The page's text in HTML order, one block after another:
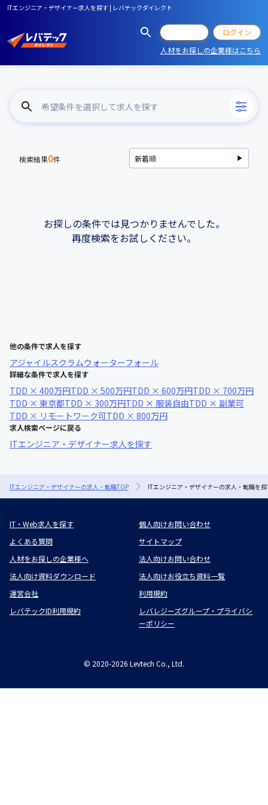
ITエンジニア・デザイナー求人を探す | レバテックダイレクト
ログイン
人材をお探しの企業様はこちら
希望条件を選択して求人を探す
検索結果0件
お探しの条件では見つかりませんでした。
再度検索をお試しください。
他の条件で求人を探す
アジャイルスクラムウォーターフォール
詳細な条件で求人を探す
TDD × 400万円TDD × 500万円TDD × 600万円TDD × 700万円
TDD × 東京都TDD × 300万円TDD × 服装自由TDD × 副業可
TDD × リモートワーク可TDD × 800万円
求人検索ページに戻る
ITエンジニア・デザイナー求人を探す
ITエンジニア・デザイナーの求人・転職TOP ITエンジニア・デザイナーの求人・転職を
IT・Web求人を探す
個人向けお問い合わせ
よくある質問
サイトマップ
人材をお探しの企業様へ
法人向けお問い合わせ
法人向け資料ダウンロード
法人向けお役立ち資料一覧
運営会社
利用規約
レバテックID利用規約
レバレジーズグループ・プライバシ
ーポリシー
© 2020-2026 Levtech Co., Ltd.